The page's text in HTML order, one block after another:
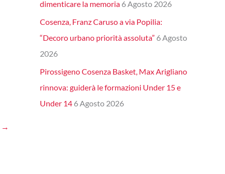
→
dimenticare la memoria 6 Agosto 2026
Cosenza, Franz Caruso a via Popilia:
“Decoro urbano priorità assoluta” 6 Agosto
2026
Pirossigeno Cosenza Basket, Max Arigliano
rinnova: guiderà le formazioni Under 15 e
Under 14 6 Agosto 2026